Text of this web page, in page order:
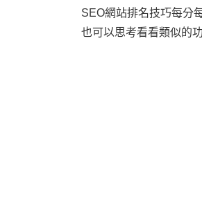
SEO網站排名技巧每分
也可以思考看看類似的